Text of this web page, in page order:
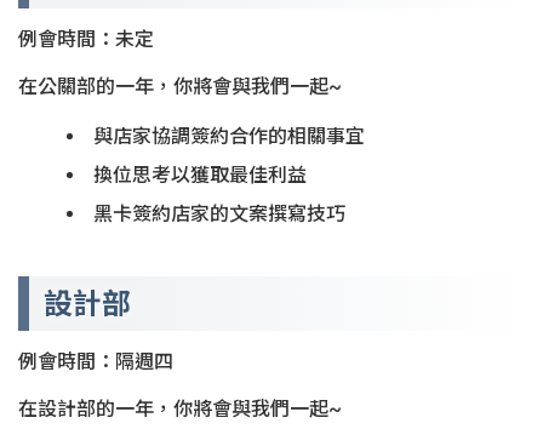
例會時間：未定
在公關部的一年，你將會與我們一起~
與店家協調簽約合作的相關事宜
換位思考以獲取最佳利益
黑卡簽約店家的文案撰寫技巧
設計部
例會時間：隔週四
在設計部的一年，你將會與我們一起~